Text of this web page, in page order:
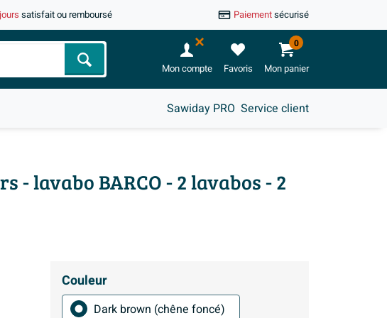
satisfait ou remboursé Paiementsécurisé
Chercher Mon compte Favoris Mon panier
0
Sawiday PRO Service client
- lavabo BARCO - 2 lavabos - 2
Couleur
Dark brown (chêne foncé)